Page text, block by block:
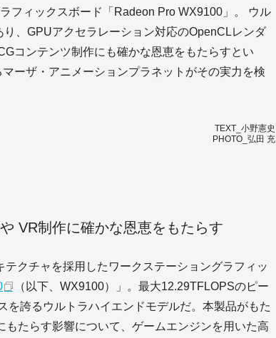
フィックスボード「Radeon Pro WX9100」。 ウル
り、GPUアクセラレーション対応のOpenCLレンダ
コンテンツ制作にも確かな恩恵をもたらすとい
ーザ・アニメーションプラネットがその実力を検
TEXT_小野憲史
PHOTO_弘田 充
VR制作に確かな恩恵をもたらす
クチャを採用したワークステーショングラフィッ
（以下、WX9100）」。最大12.29TFLOPSのピー
を誇るウルトラハイエンドモデルだ。本製品がもた
もたらす影響について、ゲームエンジンを用いた高